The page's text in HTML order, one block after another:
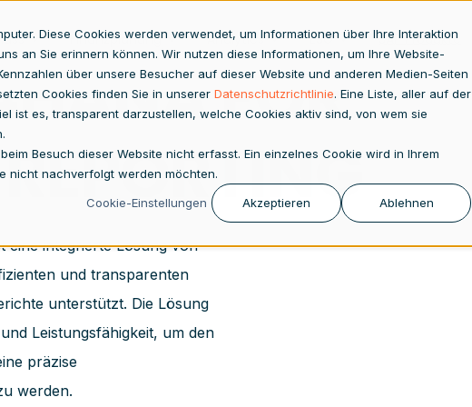
Diese Cookies werden verwendet, um Informationen über Ihre Interaktion
an Sie erinnern können. Wir nutzen diese Informationen, um Ihre Website-
über unsere Besucher auf dieser Website und anderen Medien-Seiten
Cookies finden Sie in unserer Datenschutzrichtlinie. Eine Liste, aller auf der
ist es, transparent darzustellen, welche Cookies aktiv sind, von wem sie
Besuch dieser Website nicht erfasst. Ein einzelnes Cookie wird in Ihrem
nicht nachverfolgt werden möchten.
Cookie-Einstellungen Akzeptieren Ablehnen
Finanzplanung Analytics ESG SAP Produkte
FOR
integrierte Lösung von
und transparenten
unterstützt. Die Lösung
Leistungsfähigkeit, um den
präzise
werden.